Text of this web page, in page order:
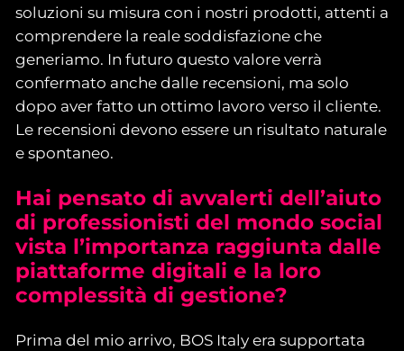
soluzioni su misura con i nostri prodotti, attenti a
comprendere la reale soddisfazione che
generiamo. In futuro questo valore verrà
confermato anche dalle recensioni, ma solo
dopo aver fatto un ottimo lavoro verso il cliente.
Le recensioni devono essere un risultato naturale
e spontaneo.
Hai pensato di avvalerti dell’aiuto
di professionisti del mondo social
vista l’importanza raggiunta dalle
piattaforme digitali e la loro
complessità di gestione?
Prima del mio arrivo, BOS Italy era supportata